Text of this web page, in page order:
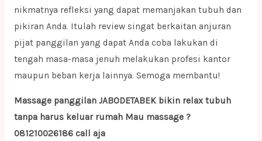
nikmatnya refleksi yang dapat memanjakan tubuh dan
pikiran Anda. Itulah review singat berkaitan anjuran
pijat panggilan yang dapat Anda coba lakukan di
tengah masa-masa jenuh melakukan profesi kantor
maupun beban kerja lainnya. Semoga membantu!
Massage panggilan JABODETABEK bikin relax tubuh
tanpa harus keluar rumah Mau massage ?
081210026186 call aja